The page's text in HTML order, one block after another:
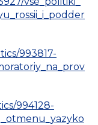
993817-
994128-